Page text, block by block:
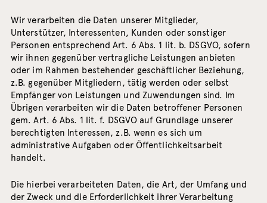
Wir verarbeiten die Daten unserer Mitglieder,
Unterstützer, Interessenten, Kunden oder sonstiger
Personen entsprechend Art. 6 Abs. 1 lit. b. DSGVO, sofern
wir ihnen gegenüber vertragliche Leistungen anbieten
oder im Rahmen bestehender geschäftlicher Beziehung,
z.B. gegenüber Mitgliedern, tätig werden oder selbst
Empfänger von Leistungen und Zuwendungen sind. Im
Übrigen verarbeiten wir die Daten betroffener Personen
gem. Art. 6 Abs. 1 lit. f. DSGVO auf Grundlage unserer
berechtigten Interessen, z.B. wenn es sich um
administrative Aufgaben oder Öffentlichkeitsarbeit
handelt.
Die hierbei verarbeiteten Daten, die Art, der Umfang und
der Zweck und die Erforderlichkeit ihrer Verarbeitung